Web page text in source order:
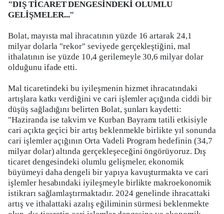
"DIŞ TİCARET DENGESİNDEKİ OLUMLU
GELİŞMELER..."
Bolat, mayısta mal ihracatının yüzde 16 artarak 24,1
milyar dolarla "rekor" seviyede gerçekleştiğini, mal
ithalatının ise yüzde 10,4 gerilemeyle 30,6 milyar dolar
olduğunu ifade etti.
Mal ticaretindeki bu iyileşmenin hizmet ihracatındaki
artışlara katkı verdiğini ve cari işlemler açığında ciddi bir
düşüş sağladığını belirten Bolat, şunları kaydetti:
"Haziranda ise takvim ve Kurban Bayramı tatili etkisiyle
cari açıkta geçici bir artış beklenmekle birlikte yıl sonunda
cari işlemler açığının Orta Vadeli Program hedefinin (34,7
milyar dolar) altında gerçekleşeceğini öngörüyoruz. Dış
ticaret dengesindeki olumlu gelişmeler, ekonomik
büyümeyi daha dengeli bir yapıya kavuşturmakta ve cari
işlemler hesabındaki iyileşmeyle birlikte makroekonomik
istikrarı sağlamlaştırmaktadır. 2024 genelinde ihracattaki
artış ve ithalattaki azalış eğiliminin sürmesi beklenmekte